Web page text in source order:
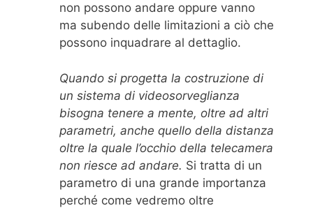
non possono andare oppure vanno
ma subendo delle limitazioni a ciò che
possono inquadrare al dettaglio.
Quando si progetta la costruzione di
un sistema di videosorveglianza
bisogna tenere a mente, oltre ad altri
parametri, anche quello della distanza
oltre la quale l’occhio della telecamera
non riesce ad andare. Si tratta di un
parametro di una grande importanza
perché come vedremo oltre